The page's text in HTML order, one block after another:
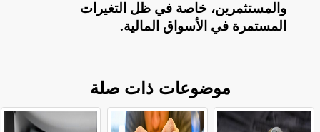
والمستثمرين، خاصة في ظل التغيرات
المستمرة في الأسواق المالية.
موضوعات ذات صلة